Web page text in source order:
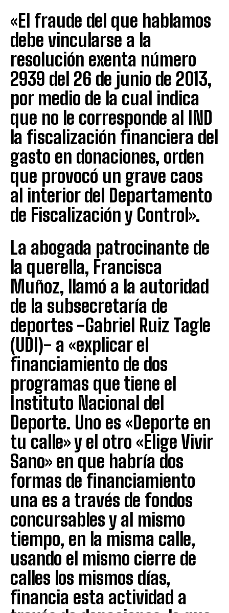
«El fraude del que hablamos
debe vincularse a la
resolución exenta número
2939 del 26 de junio de 2013,
por medio de la cual indica
que no le corresponde al IND
la fiscalización financiera del
gasto en donaciones, orden
que provocó un grave caos
al interior del Departamento
de Fiscalización y Control».
La abogada patrocinante de
la querella, Francisca
Muñoz, llamó a la autoridad
de la subsecretaría de
deportes -Gabriel Ruiz Tagle
(UDI)- a «explicar el
financiamiento de dos
programas que tiene el
Instituto Nacional del
Deporte. Uno es «Deporte en
tu calle» y el otro «Elige Vivir
Sano» en que habría dos
formas de financiamiento
una es a través de fondos
concursables y al mismo
tiempo, en la misma calle,
usando el mismo cierre de
calles los mismos días,
financia esta actividad a